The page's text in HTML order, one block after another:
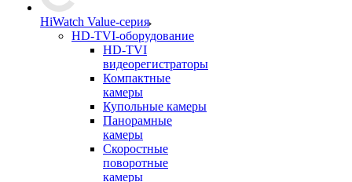
HiWatch Value-серия
HD-TVI-оборудование
HD-TVI
видеорегистраторы
Компактные
камеры
Купольные камеры
Панорамные
камеры
Скоростные
поворотные
камеры